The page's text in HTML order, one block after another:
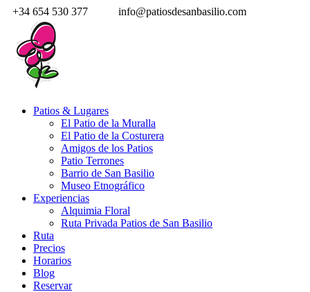
+34 654 530 377 info@patiosdesanbasilio.com
Patios & Lugares
El Patio de la Muralla
El Patio de la Costurera
Amigos de los Patios
Patio Terrones
Barrio de San Basilio
Museo Etnográfico
Experiencias
Alquimia Floral
Ruta Privada Patios de San Basilio
Ruta
Precios
Horarios
Blog
Reservar